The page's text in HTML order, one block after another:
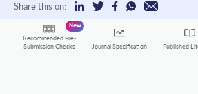
Share this on:
Recommended Pre-
Submission Checks
New
Journal Specification Published